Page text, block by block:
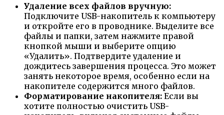
Удаление всех файлов вручную:
Подключите USB-накопитель к компьютеру
и откройте его в проводнике. Выделите все
файлы и папки, затем нажмите правой
кнопкой мыши и выберите опцию
«Удалить». Подтвердите удаление и
дождитесь завершения процесса. Это может
занять некоторое время, особенно если на
накопителе содержится много файлов.
Форматирование накопителя: Если вы
хотите полностью очистить USB-